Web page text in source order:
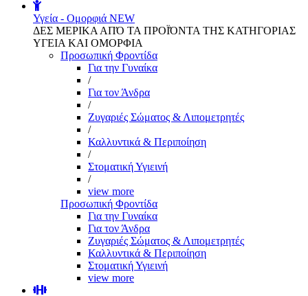
Υγεία - Ομορφιά NEW
ΔΕΣ ΜΕΡΙΚΑ ΑΠΌ ΤΑ ΠΡΟΪΌΝΤΑ ΤΗΣ ΚΑΤΗΓΟΡΙΑΣ
ΥΓΕΙΑ ΚΑΙ ΟΜΟΡΦΙΑ
Προσωπική Φροντίδα
Για την Γυναίκα
/
Για τον Άνδρα
/
Ζυγαριές Σώματος & Λιπομετρητές
/
Καλλυντικά & Περιποίηση
/
Στοματική Υγιεινή
/
view more
Προσωπική Φροντίδα
Για την Γυναίκα
Για τον Άνδρα
Ζυγαριές Σώματος & Λιπομετρητές
Καλλυντικά & Περιποίηση
Στοματική Υγιεινή
view more